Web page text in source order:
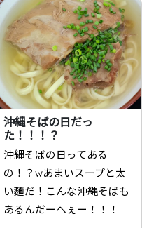
沖縄そばの日だっ
た！！！？
沖縄そばの日ってある
の！？wあまいスープと太
い麵だ！こんな沖縄そばも
あるんだーへぇー！！！